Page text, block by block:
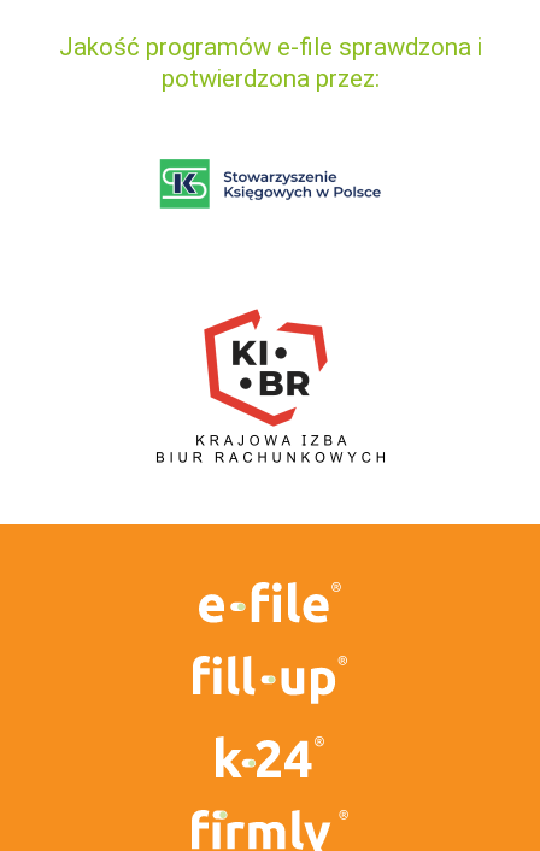
Jakość programów e-file sprawdzona i
potwierdzona przez: